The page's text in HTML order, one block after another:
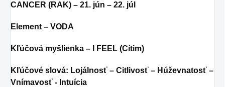
CANCER (RAK) – 21. jún – 22. júl
Element – VODA
Kľúčová myšlienka – I FEEL (Cítim)
Kľúčové slová: Lojálnosť – Citlivosť – Húževnatosť –
Vnímavosť - Intuícia